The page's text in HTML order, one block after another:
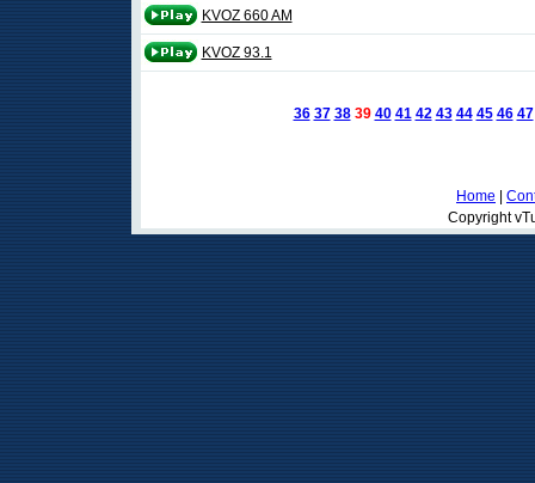
KVOZ 660 AM
KVOZ 93.1
36 37 38 39 40 41 42 43 44 45 46 47
Home
Copyright